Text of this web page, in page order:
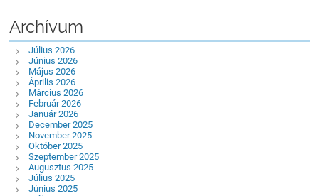
ARÉNE:
Archívum
Július 2026
Június 2026
Május 2026
Április 2026
Március 2026
Február 2026
Január 2026
December 2025
November 2025
Október 2025
Szeptember 2025
Augusztus 2025
Július 2025
Június 2025